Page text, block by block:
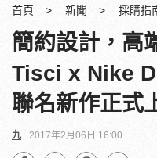
首頁 新聞 採購指
簡約設計，高
Tisci x Nike
聯名新作正式
九 2017年2月06日 16:00